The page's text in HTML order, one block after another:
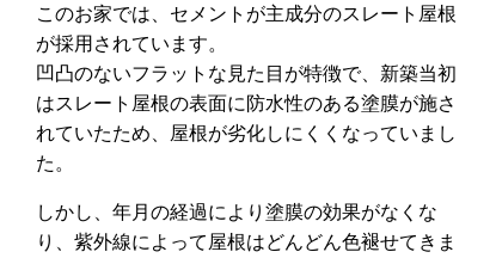
このお家では、セメントが主成分のスレート屋根
が採用されています。
凹凸のないフラットな見た目が特徴で、新築当初
はスレート屋根の表面に防水性のある塗膜が施さ
れていたため、屋根が劣化しにくくなっていまし
た。
しかし、年月の経過により塗膜の効果がなくな
り、紫外線によって屋根はどんどん色褪せてきま